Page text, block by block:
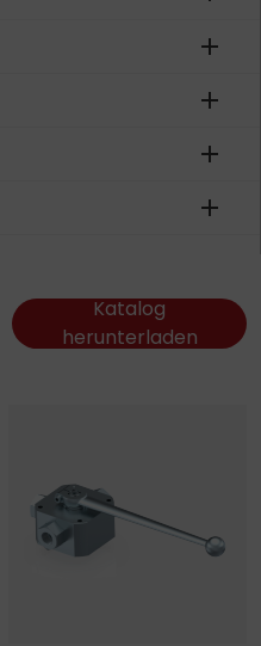
add
add
add
add
Katalog
herunterladen